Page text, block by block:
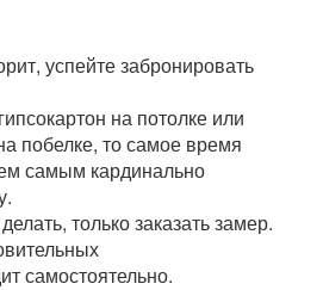
успейте забронировать
на потолке или
побелке, то самое время
самым кардинально
только заказать замер.
самостоятельно.